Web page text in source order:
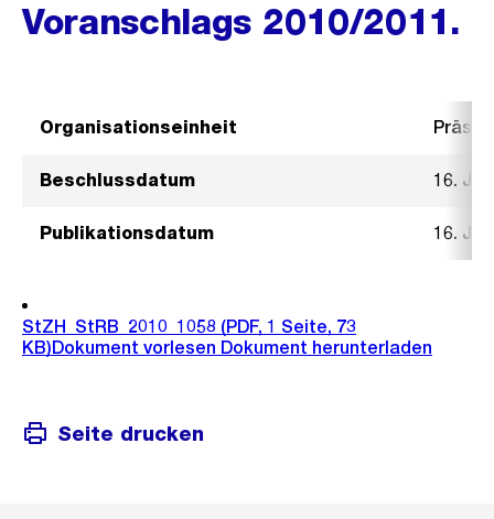
Voranschlags 2010/2011.
Organisationseinheit
Beschlussdatum 16.
Publikationsdatum 16.
StZH_StRB_2010_1058 (PDF, 1 Seite, 73
KB)Dokument vorlesen Dokument herunterladen
Seite drucken